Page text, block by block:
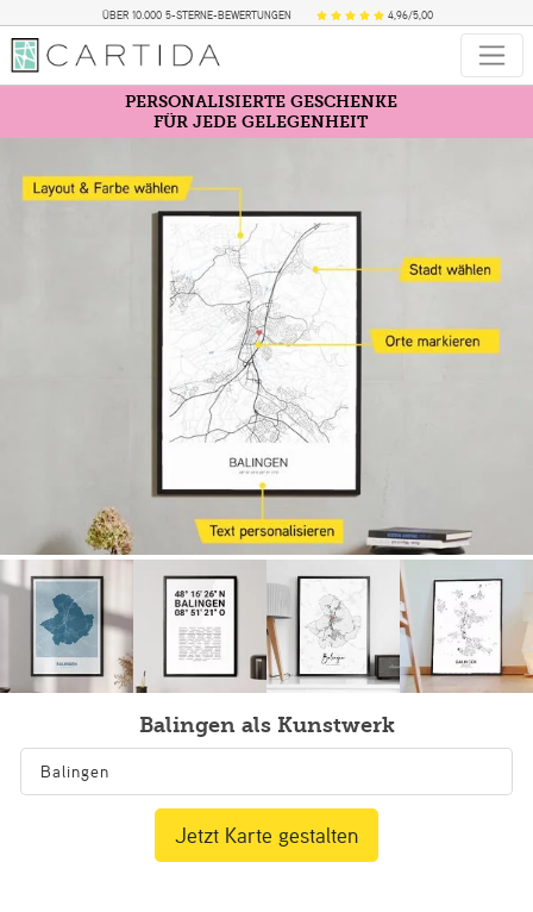
ÜBER 10.000 5-STERNE-BEWERTUNGEN 4,96/5,00
PERSONALISIERTE GESCHENKE
FÜR JEDE GELEGENHEIT
Balingen als Kunstwerk
Jetzt Karte gestalten